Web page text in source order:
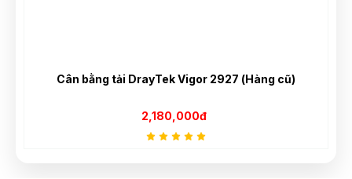
Cân bằng tải DrayTek Vigor 2927 (Hàng cũ)
2,180,000đ